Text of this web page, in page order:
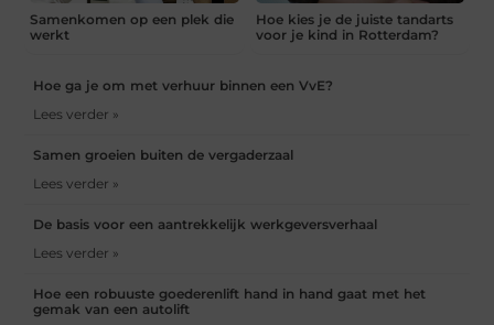
Samenkomen op een plek die
werkt
Hoe kies je de juiste tandarts
voor je kind in Rotterdam?
Hoe ga je om met verhuur binnen een VvE?
Lees verder »
Samen groeien buiten de vergaderzaal
Lees verder »
De basis voor een aantrekkelijk werkgeversverhaal
Lees verder »
Hoe een robuuste goederenlift hand in hand gaat met het
gemak van een autolift